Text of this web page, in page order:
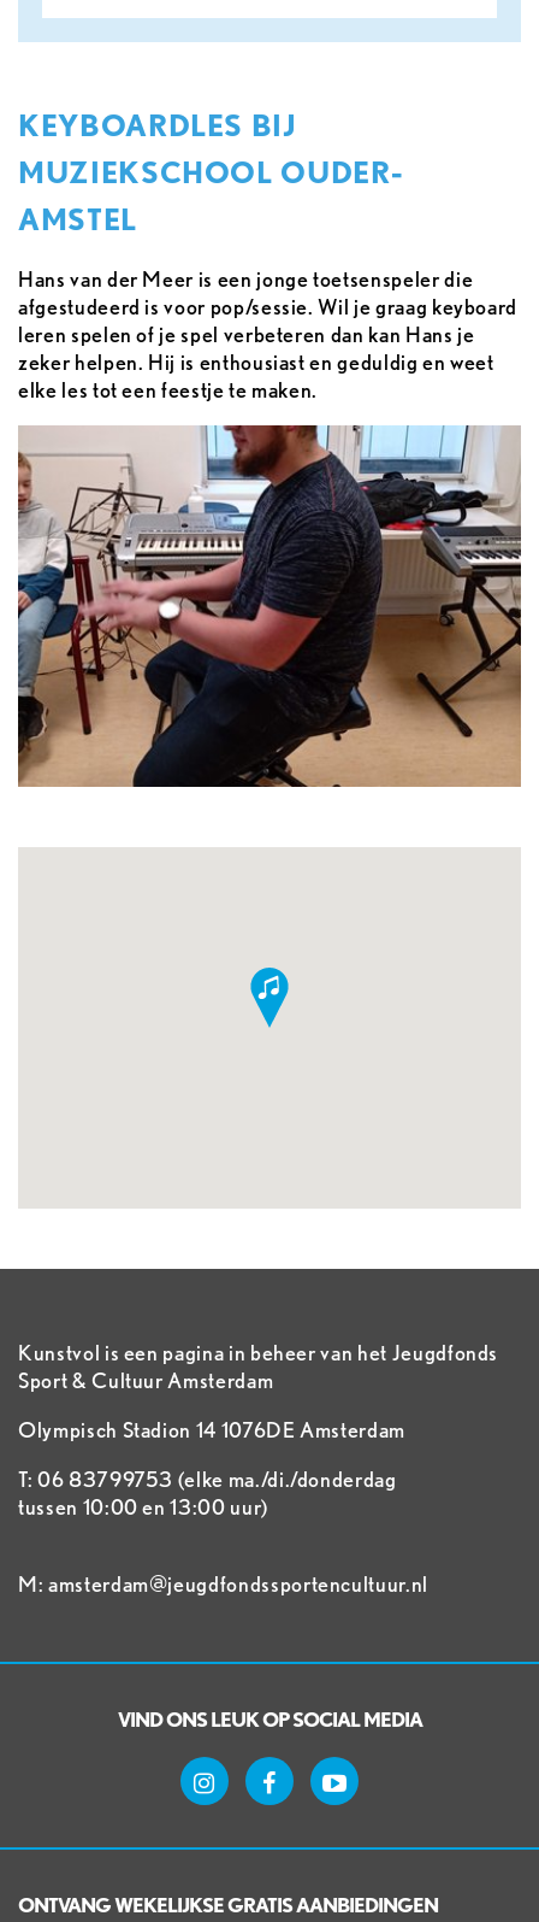
KEYBOARDLES BIJ
MUZIEKSCHOOL OUDER-
AMSTEL
Hans van der Meer is een jonge toetsenspeler die
afgestudeerd is voor pop/sessie. Wil je graag keyboard
leren spelen of je spel verbeteren dan kan Hans je
zeker helpen. Hij is enthousiast en geduldig en weet
elke les tot een feestje te maken.
Kunstvol is een pagina in beheer van het Jeugdfonds
Sport & Cultuur Amsterdam
Olympisch Stadion 14 1076DE Amsterdam
T: 06 83799753 (elke ma./di./donderdag
tussen 10:00 en 13:00 uur)
M: amsterdam@jeugdfondssportencultuur.nl
VIND ONS LEUK OP SOCIAL MEDIA
ONTVANG WEKELIJKSE GRATIS AANBIEDINGEN